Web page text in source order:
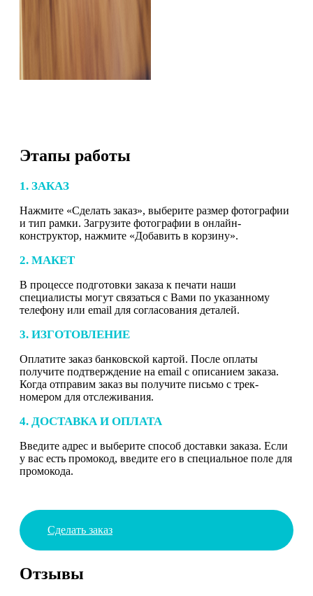
Этапы работы
1. ЗАКАЗ
Нажмите «Сделать заказ», выберите размер фотографии
и тип рамки. Загрузите фотографии в онлайн-
конструктор, нажмите «Добавить в корзину».
2. МАКЕТ
В процессе подготовки заказа к печати наши
специалисты могут связаться с Вами по указанному
телефону или email для согласования деталей.
3. ИЗГОТОВЛЕНИЕ
Оплатите заказ банковской картой. После оплаты
получите подтверждение на email с описанием заказа.
Когда отправим заказ вы получите письмо с трек-
номером для отслеживания.
4. ДОСТАВКА И ОПЛАТА
Введите адрес и выберите способ доставки заказа. Если
у вас есть промокод, введите его в специальное поле для
промокода.
Сделать заказ
Отзывы